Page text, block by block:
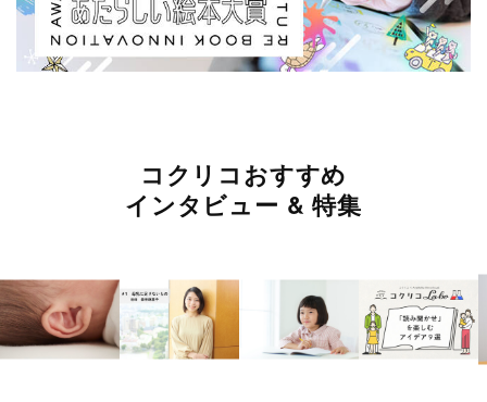
コクリコおすすめ
インタビュー & 特集